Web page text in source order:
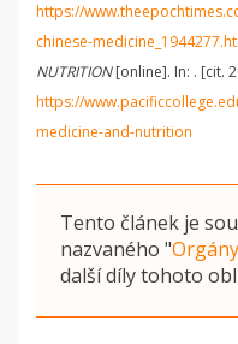
https://
chinese-
NUTRITION[online]. In: . [cit.
https://
medicine-and-nutrition
Tento článek je
nazvaného "
další díly tohoto